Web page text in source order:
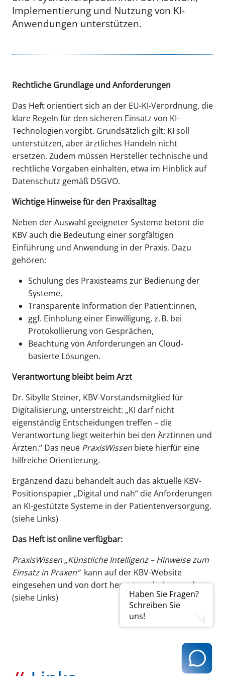
Haben Sie Fragen?
Schreiben Sie
uns!
Implementierung und Nutzung von KI-
Anwendungen unterstützen.
Rechtliche Grundlage und Anforderungen
Das Heft orientiert sich an der EU-KI-Verordnung, die
klare Regeln für den sicheren Einsatz von KI-
Technologien vorgibt. Grundsätzlich gilt: KI soll
unterstützen, aber ärztliches Handeln nicht
ersetzen. Zudem müssen Hersteller technische und
rechtliche Vorgaben einhalten, etwa im Hinblick auf
Datenschutz gemäß DSGVO.
Wichtige Hinweise für den Praxisalltag
Neben der Auswahl geeigneter Systeme betont die
KBV auch die Bedeutung einer sorgfältigen
Einführung und Anwendung in der Praxis. Dazu
gehören:
Schulung des Praxisteams zur Bedienung der
Systeme,
Transparente Information der Patient:innen,
ggf. Einholung einer Einwilligung, z. B. bei
Protokollierung von Gesprächen,
Beachtung von Anforderungen an Cloud-
basierte Lösungen.
Verantwortung bleibt beim Arzt
Dr. Sibylle Steiner, KBV-Vorstandsmitglied für
Digitalisierung, unterstreicht: „KI darf nicht
eigenständig Entscheidungen treffen – die
Verantwortung liegt weiterhin bei den Ärztinnen und
Ärzten.“ Das neue PraxisWissen biete hierfür eine
hilfreiche Orientierung.
Ergänzend dazu behandelt auch das aktuelle KBV-
Positionspapier „Digital und nah“ die Anforderungen
an KI-gestützte Systeme in der Patientenversorgung.
(siehe Links)
Das Heft ist online verfügbar:
PraxisWissen „Künstliche Intelligenz – Hinweise zum
Einsatz in Praxen“ kann auf der KBV-Website
eingesehen und von dort heruntergeladen werden.
(siehe Links)